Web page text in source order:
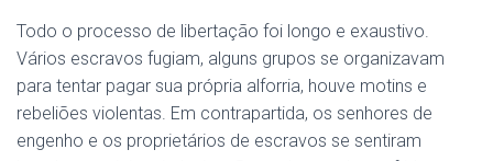
Todo o processo de libertação foi longo e exaustivo.
Vários escravos fugiam, alguns grupos se organizavam
para tentar pagar sua própria alforria, houve motins e
rebeliões violentas. Em contrapartida, os senhores de
engenho e os proprietários de escravos se sentiram